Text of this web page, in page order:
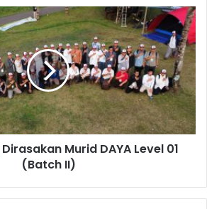
Murid DAYA Level 01
(Batch II)